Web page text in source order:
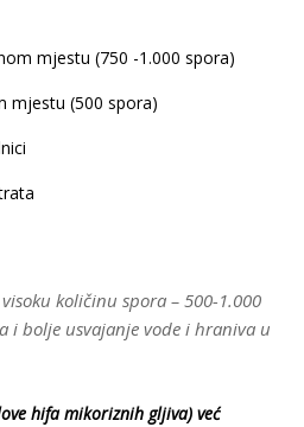
mjestu (750 -1.000 spora)
mjestu (500 spora)
količinu spora – 500-1.000
i bolje usvajanje vode i hraniva u
hifa mikoriznih gljiva) već